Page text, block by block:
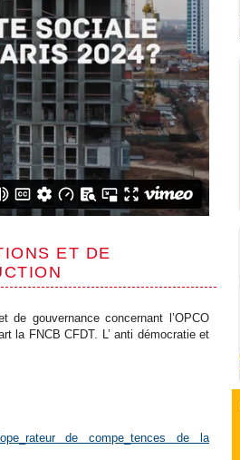
ET DE
gouvernance concernant l’OPCO
la FNCB CFDT. L’ anti démocratie et
l'ope_rateur de compe_tences de la